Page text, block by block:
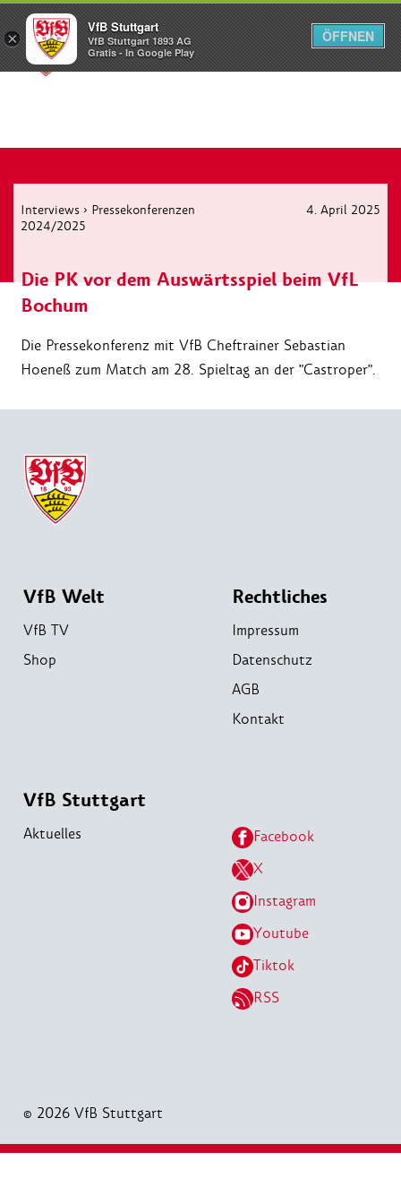
Menü
Interviews › Pressekonferenzen
2024/2025
4. April 2025
Die PK vor dem Auswärtsspiel beim VfL
Bochum
Die Pressekonferenz mit VfB Cheftrainer Sebastian
Hoeneß zum Match am 28. Spieltag an der "Castroper".
VfB Welt
VfB TV
Shop
Rechtliches
Impressum
Datenschutz
AGB
Kontakt
VfB Stuttgart
Aktuelles
Facebook
X
Instagram
Youtube
Tiktok
RSS
© 2026 VfB Stuttgart
×
VfB Stuttgart
VfB Stuttgart 1893 AG
Gratis - In Google Play
ÖFFNEN